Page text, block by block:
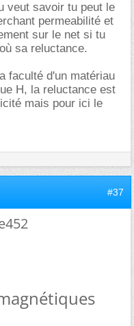
veut savoir tu peut le
permeabilité et
sur le net si tu
sa reluctance.
faculté d'un matériau
H, la reluctance est
mais pour ici le
#37